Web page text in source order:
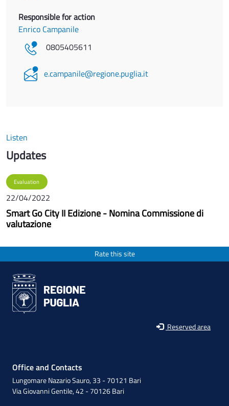
Responsible for action
Enrico Campanile
0805405611
e.campanile@regione.puglia.it
Listen
Updates
Evaluation
22/04/2022
Smart Go City II Edizione - Nomina Commissione di
valutazione
Rate this site
Reserved area
Office and Contacts
Lungomare Nazario Sauro, 33 - 70121 Bari
Via Giovanni Gentile, 42 - 70126 Bari